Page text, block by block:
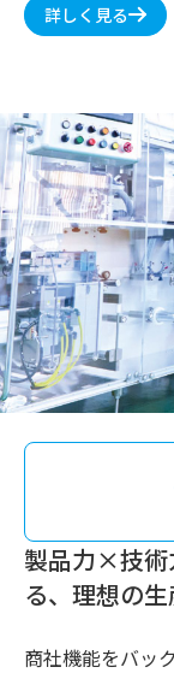
詳しく見る
製品力×技
る、 理想の
商社機能をバッ